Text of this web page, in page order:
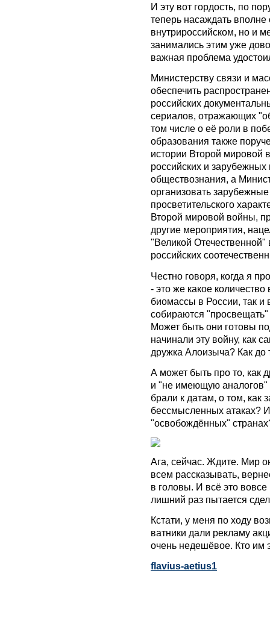
И эту вот гордость, по
теперь насаждать
внутрироссийском, но и
занимались этим уже
важная проблема
Министерству связи и
обеспечить
российских
сериалов, отражающих
том числе о её роли в
образования также
истории Второй мировой
российских и
обществознания, а
организовать
просветительского
Второй мировой войны,
другие мероприятия,
"Великой
российских
Честно говоря, когда я
- это же какое
биомассы в России, так и
собираются
Может быть они готовы
начинали эту войну, как
дружка Алоизыча? Как до
А может быть про то, как
и "не имеющую аналогов"
брали к датам, о том, как
бессмысленных атаках?
"освобождённых"
Ага, сейчас. Ждите. Мир
всем рассказывать,
в головы. И всё это
лишний раз пытается
Кстати, у меня по ходу
ватники дали рекламу
очень недешёвое. Кто им
flavius-aetius1